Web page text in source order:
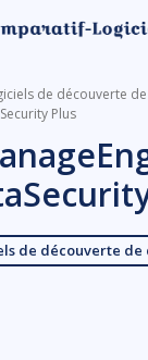
de découverte
Plus
de découverte